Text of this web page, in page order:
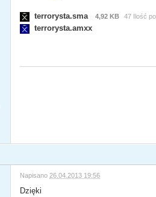
terrorysta.sma 4,92 KB 47 Ilość
terrorysta.amxx
Napisano 26.04.2013 19:56
Dzięki